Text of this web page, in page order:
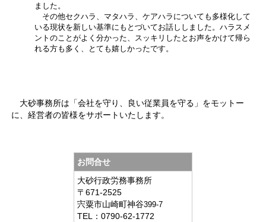
ました。
その他セクハラ、マタハラ、ケアハラについても多様化して
いる現状を新しい基準にもとづいてお話ししました。ハラスメ
ントのことがよく分かった、スッキリしたとお声をかけて帰ら
れる方も多く、とても嬉しかったです。
大砂事務所は「会社を守り、良い従業員を守る」をモットー
に、経営者の皆様をサポートいたします。
お問合せ
大砂行政労務事務所
〒671-2525
宍粟市山崎町神谷399-7
TEL： 0790-62-1772